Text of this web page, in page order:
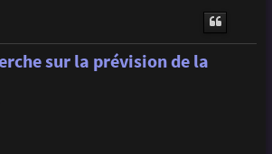
sur la prévision de la